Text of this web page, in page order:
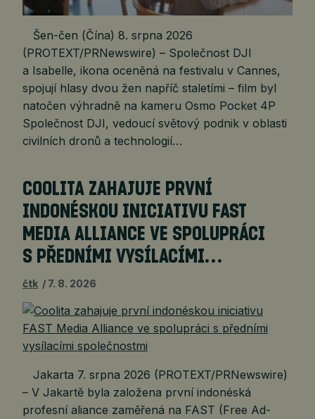
Šen-čen (Čína) 8. srpna 2026
(PROTEXT/PRNewswire) – Společnost DJI
a Isabelle, ikona oceněná na festivalu v Cannes,
spojují hlasy dvou žen napříč staletími – film byl
natočen výhradně na kameru Osmo Pocket 4P
Společnost DJI, vedoucí světový podnik v oblasti
civilních dronů a technologií…
COOLITA ZAHAJUJE PRVNÍ
INDONÉSKOU INICIATIVU FAST
MEDIA ALLIANCE VE SPOLUPRÁCI
S PŘEDNÍMI VYSÍLACÍMI…
čtk 7. 8. 2026
Jakarta 7. srpna 2026 (PROTEXT/PRNewswire)
– V Jakartě byla založena první indonéská
profesní aliance zaměřená na FAST (Free Ad-